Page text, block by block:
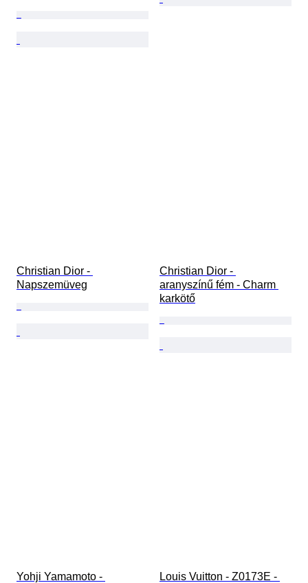
Christian Dior -
Napszemüveg
Christian Dior -
aranyszínű fém - Charm
karkötő
Yohji Yamamoto - Louis Vuitton - Z0173E -